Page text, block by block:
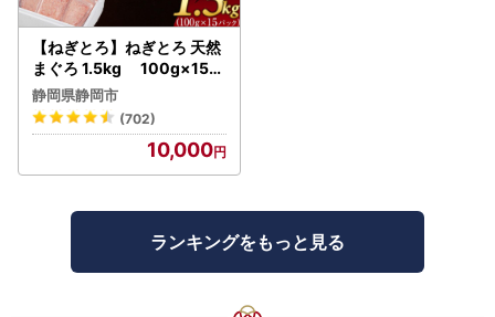
【ねぎとろ】ねぎとろ 天然
まぐろ 1.5kg 100g×15パ
ック
静岡県静岡市
(702)
10,000
ランキングをもっと見る